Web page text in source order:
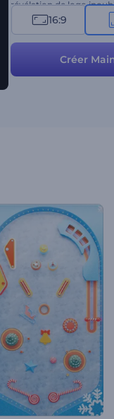
révélation de logo
16:9
Créer